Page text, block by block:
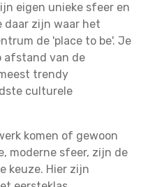
eigen unieke sfeer en
daar zijn waar het
de 'place to be'. Je
afstand van de
trendy
culturele
komen of gewoon
moderne sfeer, zijn de
keuze. Hier zijn